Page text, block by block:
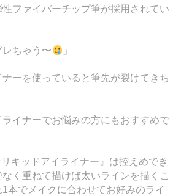
ファイバーチップ筆が採用されてい
レちゃう〜 」
ナーを使っていると筆先が裂けてきち
イナーでお悩みの方にもおすすめで
リキッドアイライナー』は控えめでき
く重ねて描けば太いラインを描くこ
本でメイクに合わせてお好みのライ